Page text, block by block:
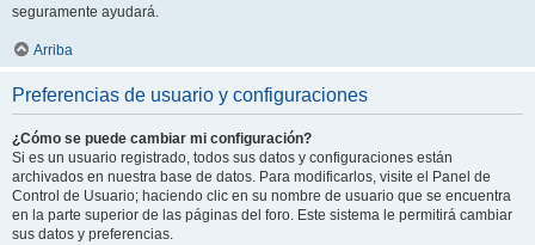
seguramente ayudará.
Arriba
Preferencias de usuario y configuraciones
¿Cómo se puede cambiar mi configuración?
Si es un usuario registrado, todos sus datos y configuraciones están
archivados en nuestra base de datos. Para modificarlos, visite el Panel de
Control de Usuario; haciendo clic en su nombre de usuario que se encuentra
en la parte superior de las páginas del foro. Este sistema le permitirá cambiar
sus datos y preferencias.